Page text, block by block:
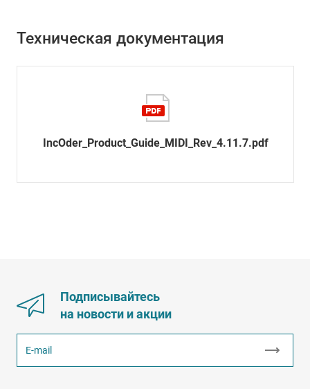
Техническая документация
IncOder_Product_Guide_MIDI_Rev_4.11.7.pdf
Подписывайтесь
на новости и акции